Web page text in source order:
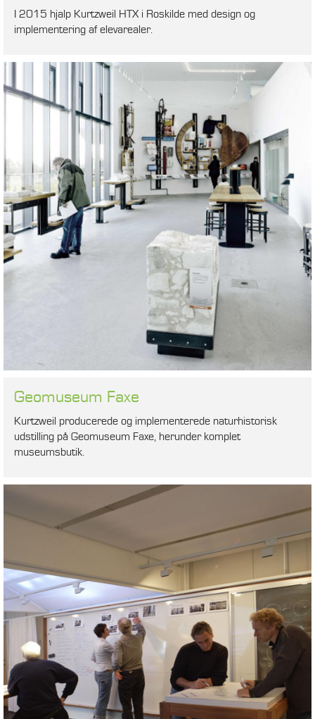
I 2015 hjalp Kurtzweil HTX i Roskilde med design og
implementering af elevarealer.
Geomuseum Faxe
Kurtzweil producerede og implementerede naturhistorisk
udstilling på Geomuseum Faxe, herunder komplet
museumsbutik.